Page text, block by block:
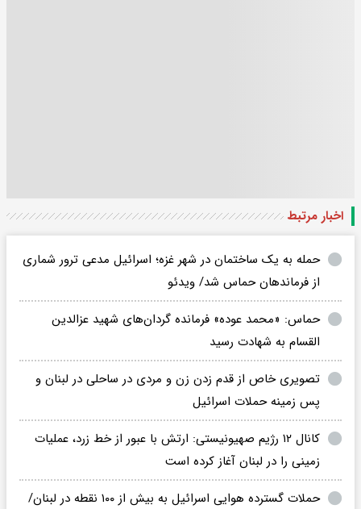
اخبار مرتبط
حمله به یک ساختمان در شهر غزه؛ اسرائیل مدعی ترور شماری
از فرماندهان حماس شد/ ویدئو
حماس: «محمد عوده» فرمانده گردان‌های شهید عزالدین
القسام به شهادت رسید
تصویری خاص از قدم زدن زن و مردی در ساحلی در لبنان و
پس زمینه حملات اسرائیل
کانال ۱۲ رژیم صهیونیستی: ارتش با عبور از خط زرد، عملیات
زمینی را در لبنان آغاز کرده است
حملات گسترده هوایی اسرائیل به بیش از ۱۰۰ نقطه در لبنان/